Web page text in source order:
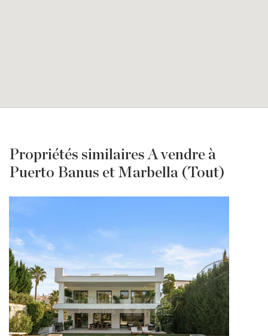
Propriétés similaires A vendre à
Puerto Banus et Marbella (Tout)